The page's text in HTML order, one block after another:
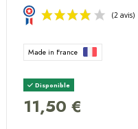
Made in France
Disponible
11,50 €